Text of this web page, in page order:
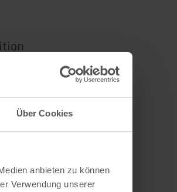
Über Cookies
anbieten zu können
Verwendung unserer